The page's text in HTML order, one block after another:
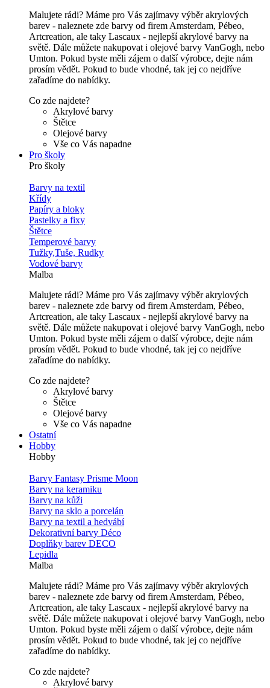
Malujete rádi? Máme pro Vás zajímavy výběr akrylových
barev - naleznete zde barvy od firem Amsterdam, Pébeo,
Artcreation, ale taky Lascaux - nejlepší akrylové barvy na
světě. Dále můžete nakupovat i olejové barvy VanGogh, nebo
Umton. Pokud byste měli zájem o další výrobce, dejte nám
prosím vědět. Pokud to bude vhodné, tak jej co nejdříve
zařadíme do nabídky.
Co zde najdete?
Akrylové barvy
Štětce
Olejové barvy
Vše co Vás napadne
Pro školy
Pro školy
Barvy na textil
Křídy
Papíry a bloky
Pastelky a fixy
Štětce
Temperové barvy
Tužky,Tuše, Rudky
Vodové barvy
Malba
Malujete rádi? Máme pro Vás zajímavy výběr akrylových
barev - naleznete zde barvy od firem Amsterdam, Pébeo,
Artcreation, ale taky Lascaux - nejlepší akrylové barvy na
světě. Dále můžete nakupovat i olejové barvy VanGogh, nebo
Umton. Pokud byste měli zájem o další výrobce, dejte nám
prosím vědět. Pokud to bude vhodné, tak jej co nejdříve
zařadíme do nabídky.
Co zde najdete?
Akrylové barvy
Štětce
Olejové barvy
Vše co Vás napadne
Ostatní
Hobby
Hobby
Barvy Fantasy Prisme Moon
Barvy na keramiku
Barvy na kůži
Barvy na sklo a porcelán
Barvy na textil a hedvábí
Dekorativní barvy Déco
Doplňky barev DECO
Lepidla
Malba
Malujete rádi? Máme pro Vás zajímavy výběr akrylových
barev - naleznete zde barvy od firem Amsterdam, Pébeo,
Artcreation, ale taky Lascaux - nejlepší akrylové barvy na
světě. Dále můžete nakupovat i olejové barvy VanGogh, nebo
Umton. Pokud byste měli zájem o další výrobce, dejte nám
prosím vědět. Pokud to bude vhodné, tak jej co nejdříve
zařadíme do nabídky.
Co zde najdete?
Akrylové barvy